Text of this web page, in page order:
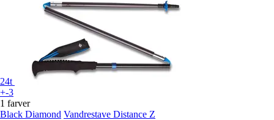
24t
+-3
1 farver
Black Diamond Vandrestave Distance Z